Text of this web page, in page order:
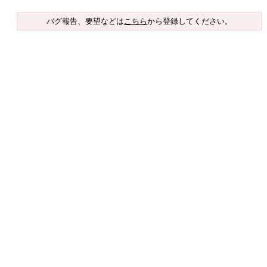
バグ報告、要望などはこちらから登録してください。